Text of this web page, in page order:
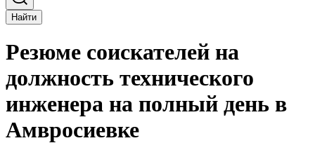
Найти
Резюме соискателей на
должность технического
инженера на полный день в
Амвросиевке